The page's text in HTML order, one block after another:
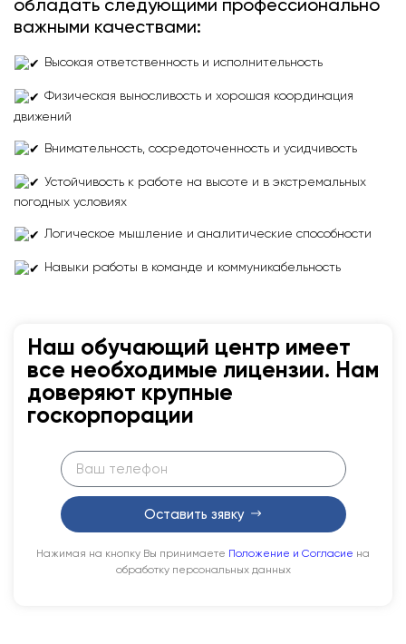
обладать следующими профессионально
важными качествами:
Высокая ответственность и исполнительность
Физическая выносливость и хорошая координация
движений
Внимательность, сосредоточенность и усидчивость
Устойчивость к работе на высоте и в экстремальных
погодных условиях
Логическое мышление и аналитические способности
Навыки работы в команде и коммуникабельность
Наш обучающий центр имеет
все необходимые лицензии. Нам
доверяют крупные
госкорпорации
Оставить зявку
Нажимая на кнопку Вы принимаете Положение и Согласие на
обработку персональных данных